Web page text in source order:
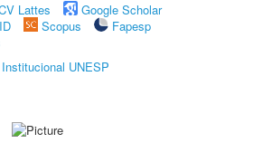
Lattes
Google Scholar
Scopus
Fapesp
UNESP